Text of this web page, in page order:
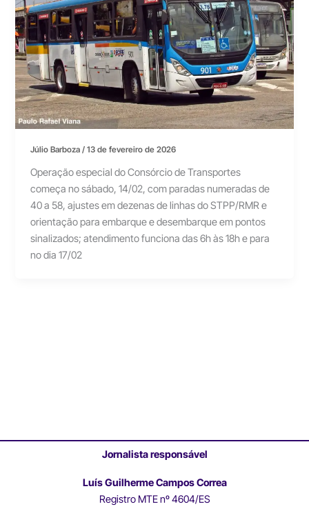
Júlio Barboza/13 de fevereiro de 2026
Operação especial do Consórcio de Transportes
começa no sábado, 14/02, com paradas numeradas de
40 a 58, ajustes em dezenas de linhas do STPP/RMR e
orientação para embarque e desembarque em pontos
sinalizados; atendimento funciona das 6h às 18h e para
no dia 17/02
Jornalista responsável
Luís Guilherme Campos Correa
Registro MTE nº 4604/ES